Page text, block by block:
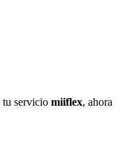
tu servicio miiflex, ahora